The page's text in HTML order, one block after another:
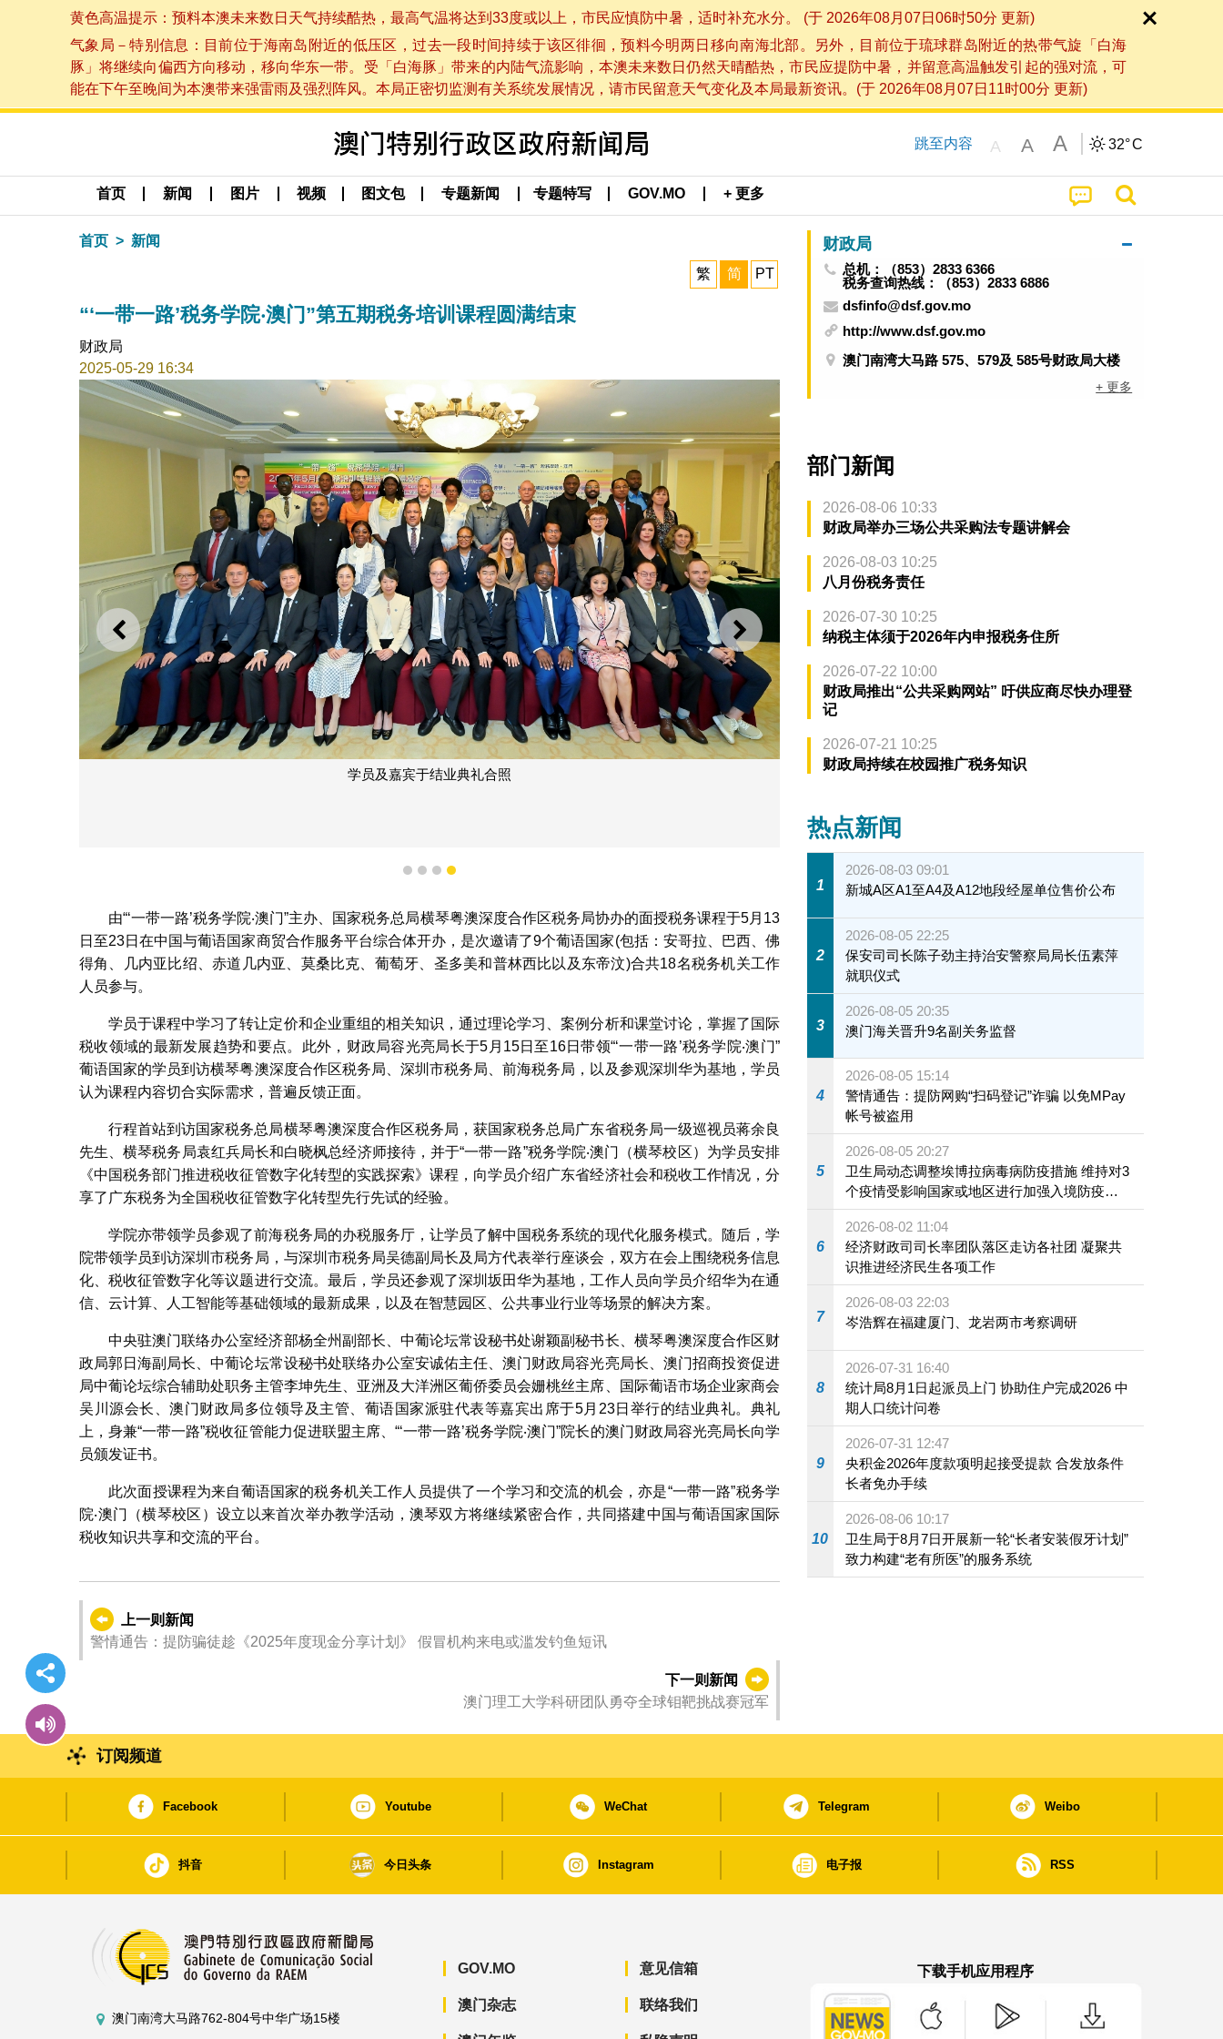
黄色高温提示：预料本澳未来数日天气持续酷热，最高气温将达到33度或以上，市民应慎防中暑，适时补充水分。 (于 2026年08月07日06时50分 更新)
气象局－特别信息：目前位于海南岛附近的低压区，过去一段时间持续于该区徘徊，预料今明两日移向南海北部。另外，目前位于琉球群岛附近的热带气旋「白海
豚」将继续向偏西方向移动，移向华东一带。受「白海豚」带来的内陆气流影响，本澳未来数日仍然天晴酷热，市民应提防中暑，并留意高温触发引起的强对流，可
能在下午至晚间为本澳带来强雷雨及强烈阵风。本局正密切监测有关系统发展情况，请市民留意天气变化及本局最新资讯。(于 2026年08月07日11时00分 更新)
跳至内容 A A A 32°C
首页 新闻 图片 视频 图文包 专题新闻 专题特写 GOV.MO + 更多
首页 新闻
繁 简 PT
“‘一带一路’税务学院‧澳门”第五期税务培训课程圆满结束
财政局
2025-05-29 16:34
上一则 下一则
学员及嘉宾于结业典礼合照
1 2 3 4
由“‘一带一路’税务学院‧澳门”主办、国家税务总局横琴粤澳深度合作区税务局协办的面授税务课程于5月13
日至23日在中国与葡语国家商贸合作服务平台综合体开办，是次邀请了9个葡语国家(包括：安哥拉、巴西、佛
得角、几内亚比绍、赤道几内亚、莫桑比克、葡萄牙、圣多美和普林西比以及东帝汶)合共18名税务机关工作
人员参与。
学员于课程中学习了转让定价和企业重组的相关知识，通过理论学习、案例分析和课堂讨论，掌握了国际
税收领域的最新发展趋势和要点。此外，财政局容光亮局长于5月15日至16日带领“‘一带一路’税务学院‧澳门”
葡语国家的学员到访横琴粤澳深度合作区税务局、深圳市税务局、前海税务局，以及参观深圳华为基地，学员
认为课程内容切合实际需求，普遍反馈正面。
行程首站到访国家税务总局横琴粤澳深度合作区税务局，获国家税务总局广东省税务局一级巡视员蒋余良
先生、横琴税务局袁红兵局长和白晓枫总经济师接待，并于“一带一路”税务学院‧澳门（横琴校区）为学员安排
《中国税务部门推进税收征管数字化转型的实践探索》课程，向学员介绍广东省经济社会和税收工作情况，分
享了广东税务为全国税收征管数字化转型先行先试的经验。
学院亦带领学员参观了前海税务局的办税服务厅，让学员了解中国税务系统的现代化服务模式。随后，学
院带领学员到访深圳市税务局，与深圳市税务局吴德副局长及局方代表举行座谈会，双方在会上围绕税务信息
化、税收征管数字化等议题进行交流。最后，学员还参观了深圳坂田华为基地，工作人员向学员介绍华为在通
信、云计算、人工智能等基础领域的最新成果，以及在智慧园区、公共事业行业等场景的解决方案。
中央驻澳门联络办公室经济部杨全州副部长、中葡论坛常设秘书处谢颖副秘书长、横琴粤澳深度合作区财
政局郭日海副局长、中葡论坛常设秘书处联络办公室安诚佑主任、澳门财政局容光亮局长、澳门招商投资促进
局中葡论坛综合辅助处职务主管李坤先生、亚洲及大洋洲区葡侨委员会姗桃丝主席、国际葡语市场企业家商会
吴川源会长、澳门财政局多位领导及主管、葡语国家派驻代表等嘉宾出席于5月23日举行的结业典礼。典礼
上，身兼“一带一路”税收征管能力促进联盟主席、“‘一带一路’税务学院‧澳门”院长的澳门财政局容光亮局长向学
员颁发证书。
此次面授课程为来自葡语国家的税务机关工作人员提供了一个学习和交流的机会，亦是“一带一路”税务学
院‧澳门（横琴校区）设立以来首次举办教学活动，澳琴双方将继续紧密合作，共同搭建中国与葡语国家国际
税收知识共享和交流的平台。
上一则新闻
警情通告：提防骗徒趁《2025年度现金分享计划》 假冒机构来电或滥发钓鱼短讯
下一则新闻
澳门理工大学科研团队勇夺全球钼靶挑战赛冠军
财政局
总机：（853）2833 6366
税务查询热线：（853）2833 6886
dsfinfo@dsf.gov.mo
http://www.dsf.gov.mo
澳门南湾大马路 575、579及 585号财政局大楼
+ 更多
部门新闻
2026-08-06 10:33
财政局举办三场公共采购法专题讲解会
2026-08-03 10:25
八月份税务责任
2026-07-30 10:25
纳税主体须于2026年内申报税务住所
2026-07-22 10:00
财政局推出“公共采购网站” 吁供应商尽快办理登
记
2026-07-21 10:25
财政局持续在校园推广税务知识
热点新闻
1
2026-08-03 09:01
新城A区A1至A4及A12地段经屋单位售价公布
2
2026-08-05 22:25
保安司司长陈子劲主持治安警察局局长伍素萍
就职仪式
3
2026-08-05 20:35
澳门海关晋升9名副关务监督
4
2026-08-05 15:14
警情通告：提防网购“扫码登记”诈骗 以免MPay
帐号被盗用
5
2026-08-05 20:27
卫生局动态调整埃博拉病毒病防疫措施 维持对3
个疫情受影响国家或地区进行加强入境防疫措
施
6
2026-08-02 11:04
经济财政司司长率团队落区走访各社团 凝聚共
识推进经济民生各项工作
7
2026-08-03 22:03
岑浩辉在福建厦门、龙岩两市考察调研
8
2026-07-31 16:40
统计局8月1日起派员上门 协助住户完成2026 中
期人口统计问卷
9
2026-07-31 12:47
央积金2026年度款项明起接受提款 合发放条件
长者免办手续
10
2026-08-06 10:17
卫生局于8月7日开展新一轮“长者安装假牙计划”
致力构建“老有所医”的服务系统
订阅频道
Facebook Youtube WeChat Telegram Weibo
抖音 今日头条 Instagram 电子报 RSS
澳门南湾大马路762-804号中华广场15楼
GOV.MO
澳门杂志
意见信箱
联络我们
下载手机应用程序